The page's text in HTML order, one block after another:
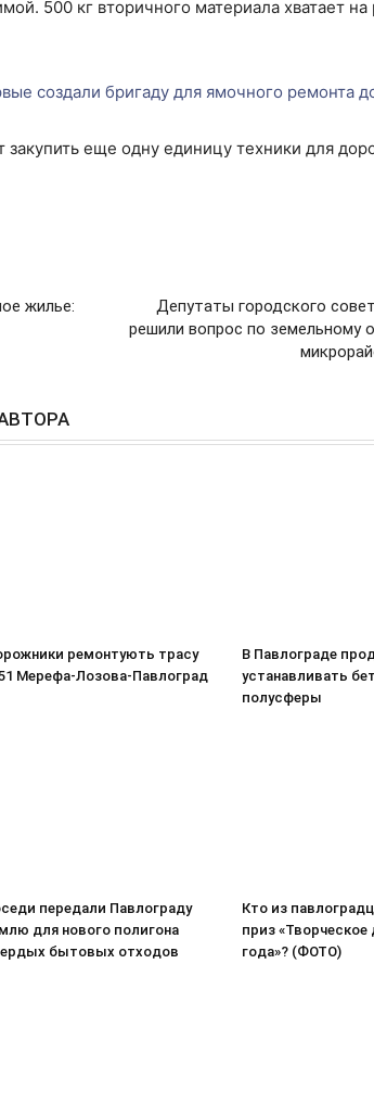
500 кг вторичного материала хватает на
создали бригаду для ямочного ремонта
еще одну единицу техники для
жилье:
Депутаты городского
решили вопрос по земельному
ремонтують трасу
Мерефа-Лозова-Павлоград
В Павлограде
устанавливать
полусферы
передали Павлограду
для нового полигона
бытовых отходов
Кто из
приз
года»? (ФОТО)